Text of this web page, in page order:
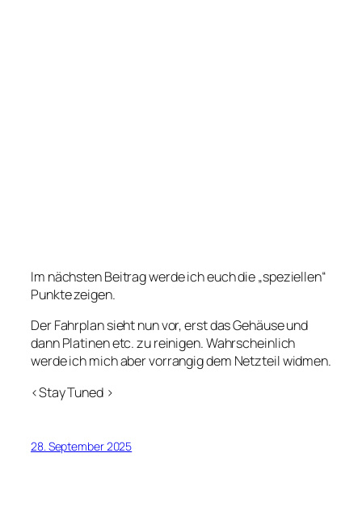
Im nächsten Beitrag werde ich euch die „speziellen“
Punkte zeigen.
Der Fahrplan sieht nun vor, erst das Gehäuse und
dann Platinen etc. zu reinigen. Wahrscheinlich
werde ich mich aber vorrangig dem Netzteil widmen.
<Stay Tuned >
28. September 2025